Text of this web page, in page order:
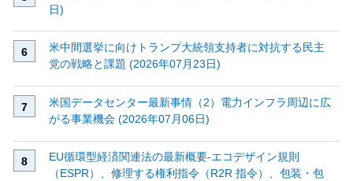
日)
米中間選挙に向けトランプ大統領支持者に対抗する民主
党の戦略と課題 (2026年07月23日)
米国データセンター最新事情（2）電力インフラ周辺に広
がる事業機会 (2026年07月06日)
EU循環型経済関連法の最新概要‐エコデザイン規則
（ESPR）、修理する権利指令（R2R 指令）、包装・包